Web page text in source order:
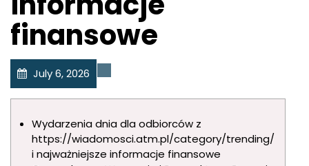
finansowe
July 6, 2026
Wydarzenia dnia dla odbiorców z
https://wiadomosci.atm.pl/category/trending/
i najważniejsze informacje finansowe